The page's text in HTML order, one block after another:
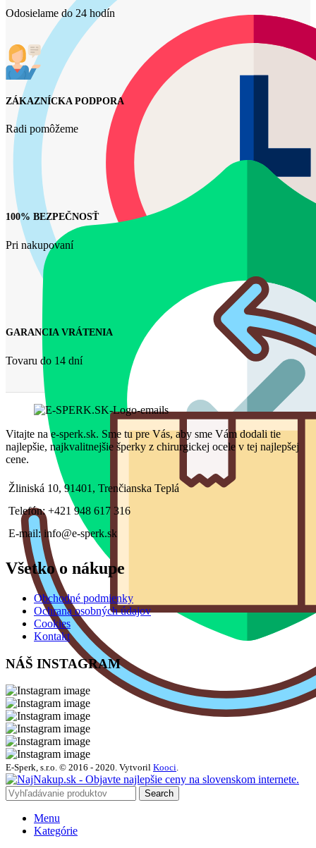
Odosielame do 24 hodín
ZÁKAZNÍCKA PODPORA
Radi pomôžeme
100% BEZPEČNOSŤ
Pri nakupovaní
GARANCIA VRÁTENIA
Tovaru do 14 dní
Vitajte na e-sperk.sk. Sme tu pre Vás, aby sme Vám dodali tie
najlepšie, najkvalitnejšie šperky z chirurgickej ocele v tej najlepšej
cene.
Žliniská 10, 91401, Trenčianska Teplá
Telefón: +421 948 617 316
E-mail: info@e-sperk.sk
Všetko o nákupe
Obchodné podmienky
Ochrana osobných údajov
Cookies
Kontakt
NÁŠ INSTAGRAM
E-Sperk, s.r.o. © 2016 - 2020. Vytvoril Kooci.
Search
Menu
Kategórie